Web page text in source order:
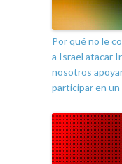
Por qué no le
a Israel atacar
nosotros
participar en